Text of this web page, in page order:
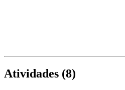
Atividades (8)